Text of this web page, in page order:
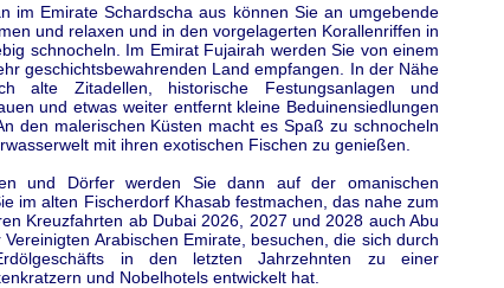
im Emirate Schardscha aus können Sie an umgebende
und relaxen und in den vorgelagerten Korallenriffen in
schnocheln. Im Emirat Fujairah werden Sie von einem
geschichtsbewahrenden Land empfangen. In der Nähe
alte Zitadellen, historische Festungsanlagen und
und etwas weiter entfernt kleine Beduinensiedlungen
den malerischen Küsten macht es Spaß zu schnocheln
mit ihren exotischen Fischen zu genießen.
und Dörfer werden Sie dann auf der omanischen
im alten Fischerdorf Khasab festmachen, das nahe zum
Kreuzfahrten ab Dubai 2026, 2027 und 2028 auch Abu
Arabischen Emirate, besuchen, die sich durch
in den letzten Jahrzehnten zu einer
und Nobelhotels entwickelt hat.